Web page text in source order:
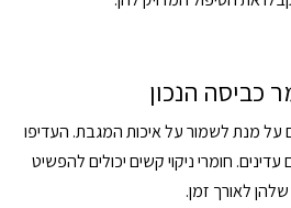
על מנת לשמור על איכות המגבת. העדיפו
חומרי ניקוי קשים יכולים להפשיט
לאורך זמן.